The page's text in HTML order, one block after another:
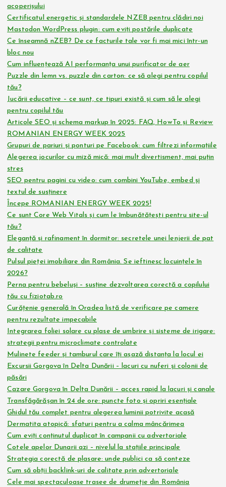
acoperișului
Certificatul energetic și standardele NZEB pentru clădiri noi
Mastodon WordPress plugin: cum eviți postările duplicate
Ce înseamnă nZEB? De ce facturile tale vor fi mai mici într-un
bloc nou
Cum influențează AI performanța unui purificator de aer
Puzzle din lemn vs. puzzle din carton: ce să alegi pentru copilul
tău?
Jucării educative – ce sunt, ce tipuri există și cum să le alegi
pentru copilul tău
Articole SEO și schema markup în 2025: FAQ, HowTo și Review
ROMANIAN ENERGY WEEK 2025
Grupuri de pariuri și ponturi pe Facebook: cum filtrezi informațiile
Alegerea jocurilor cu miză mică: mai mult divertisment, mai puțin
stres
SEO pentru pagini cu video: cum combini YouTube, embed și
textul de susținere
Începe ROMANIAN ENERGY WEEK 2025!
Ce sunt Core Web Vitals și cum le îmbunătățești pentru site-ul
tău?
Eleganță și rafinament în dormitor: secretele unei lenjerii de pat
de calitate
Pulsul pieței imobiliare din România. Se ieftinesc locuințele în
2026?
Perna pentru bebeluși – susține dezvoltarea corectă a copilului
tău cu fiziotab.ro
Curățenie generală în Oradea listă de verificare pe camere
pentru rezultate impecabile
Integrarea foliei solare cu plase de umbrire și sisteme de irigare:
strategii pentru microclimate controlate
Mulinete feeder și tamburul care îți așază distanța la locul ei
Excursii Gorgova în Delta Dunării – lacuri cu nuferi și colonii de
păsări
Cazare Gorgova în Delta Dunării – acces rapid la lacuri și canale
Transfăgărășan în 24 de ore: puncte foto și opriri esențiale
Ghidul tău complet pentru alegerea luminii potrivite acasă
Dermatita atopică: sfaturi pentru a calma mâncărimea
Cum eviți conținutul duplicat în campanii cu advertoriale
Cotele apelor Dunarii azi – nivelul la stațiile principale
Strategia corectă de plasare: unde publici ca să conteze
Cum să obții backlink-uri de calitate prin advertoriale
Cele mai spectaculoase trasee de drumeție din România